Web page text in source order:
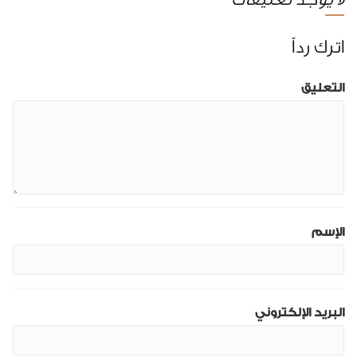
اترك رداً
التعليق
الإسم
البريد الإلكتروني